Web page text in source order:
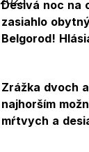
Desivá noc na
zasiahlo
Belgorod!
Zrážka dvoch
najhorším
mŕtvych a
Foto